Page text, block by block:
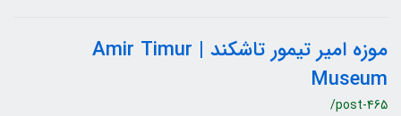
موزه امیر تیمور تاشکند | Amir Timur
Museum
/post-465